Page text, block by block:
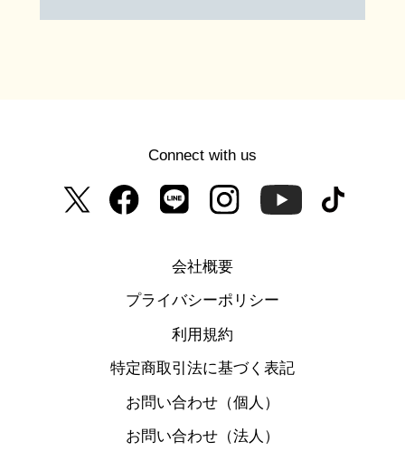
Connect with us
会社概要
プライバシーポリシー
利用規約
特定商取引法に基づく表記
お問い合わせ（個人）
お問い合わせ（法人）